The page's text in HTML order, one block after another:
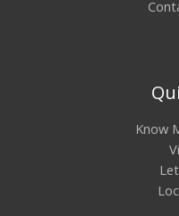
Know